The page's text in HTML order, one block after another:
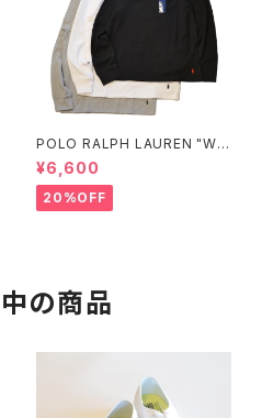
POLO RALPH LAUREN "WA
FFLE L/S TEE"
¥6,600
20%OFF
の商品